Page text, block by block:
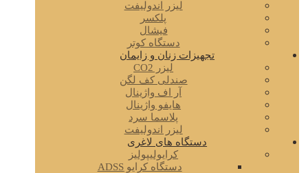
لیزر اندولیفت
پلکسر
فیشال
دستگاه کوتر
تجهیزات زنان و زایمان
لیزر CO2
صندلی کف لگن
آر اف واژینال
هایفو واژینال
پلاسما سرد
لیزر اندولیفت
دستگاه های لاغری
کرایولیپولیز
دستگاه کرایو ADSS